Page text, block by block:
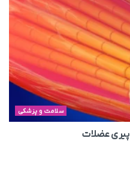
سلامت و پزشکی
عضلات